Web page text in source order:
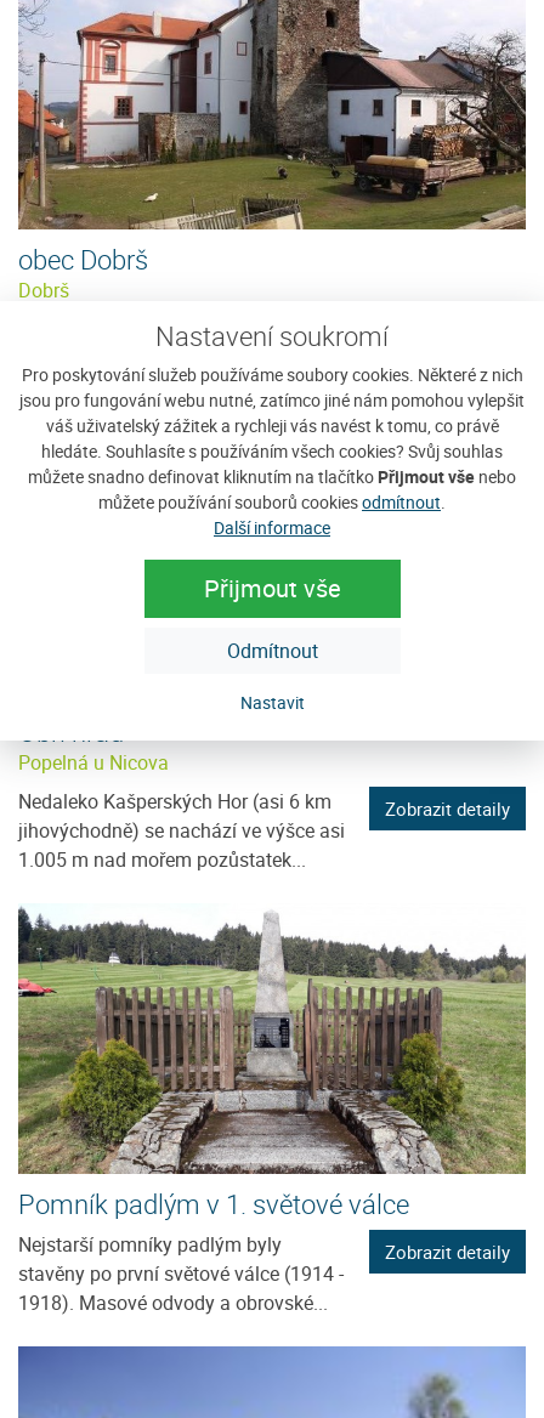
Nastavení soukromí
Pro poskytování služeb používáme soubory cookies. Některé z nich
jsou pro fungování webu nutné, zatímco jiné nám pomohou vylepšit
váš uživatelský zážitek a rychleji vás navést k tomu, co právě
hledáte. Souhlasíte s používáním všech cookies? Svůj souhlas
můžete snadno definovat kliknutím na tlačítko Přijmout vše nebo
můžete používání souborů cookiesodmítnout
Další informace
Přijmout vše
Odmítnout
Nastavit
obec Dobrš
Dobrš
Dobrš je starobylá vesnička, ležící v
kraje, v okrese Strakonice a...
Zobrazit detaily
Obří hrad
Popelná u Nicova
Nedaleko Kašperských Hor (asi 6 km
jihovýchodně) se nachází ve výšce asi
1.005 m nad mořem pozůstatek...
Zobrazit detaily
Pomník padlým v 1. světové válce
Nejstarší pomníky padlým byly
stavěny po první světové válce (1914 -
1918). Masové odvody a obrovské...
Zobrazit detaily